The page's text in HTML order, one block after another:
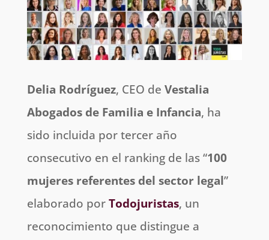
Delia Rodríguez, CEO de Vestalia
Abogados de Familia e Infancia, ha
sido incluida por tercer año
consecutivo en el ranking de las “100
mujeres referentes del sector legal”
elaborado porTodojuristas, un
reconocimiento que distingue a